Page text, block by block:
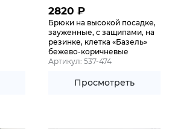
2820 ₽
Брюки на высокой посадке,
зауженные, с защипами, на
резинке, клетка «Базель»
бежево-коричневые
Артикул: 537-474
Просмотреть